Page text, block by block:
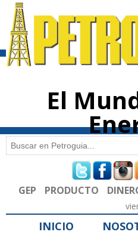
contenido
El
Formulario de
Buscar
GEP PRODUCTO
INICIO